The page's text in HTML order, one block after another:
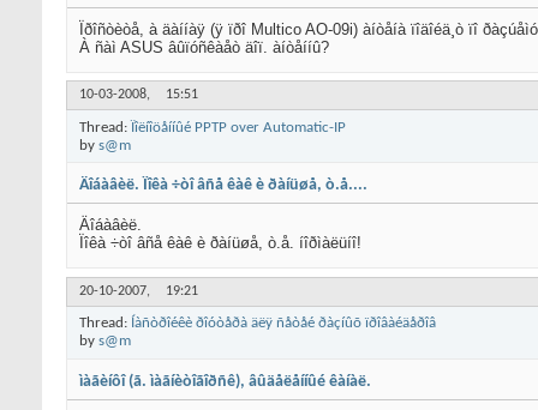
Ïðîñòèòå, à äàííàÿ (ÿ ïðî Multico AO-09i) àíòåíà ïîäîéä¸ò ïî
À ñàì ASUS âûïóñêàåò äîï. àíòåííû?
10-03-2008, 15:51
Thread: Ïîëíîöåííûé PPTP over Automatic-IP
by s@m
Äîáàâèë. Ïîêà ÷òî âñå êàê è ðàíüøå, ò.å....
Äîáàâèë.
Ïîêà ÷òî âñå êàê è ðàíüøå, ò.å. íîðìàëüíî!
20-10-2007, 19:21
Thread: Íàñòðîéêè ðîóòåðà äëÿ ñåòåé ðàçíûõ ïðîâàéäåðîâ
by s@m
ìàãèíôî (ã. ìàãíèòîãîðñê), âûäåëåííûé êàíàë.